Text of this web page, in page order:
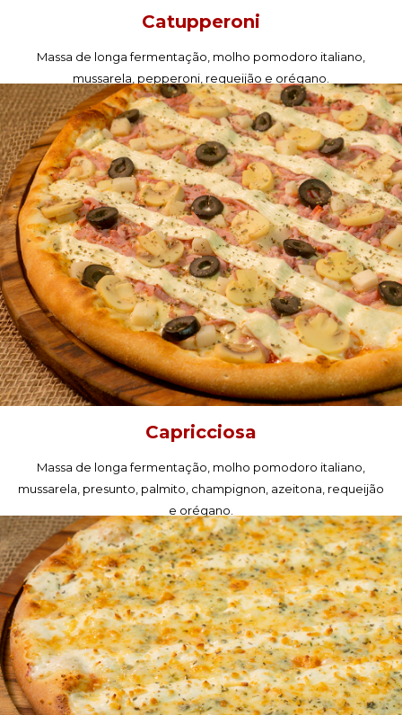
Catupperoni
Massa de longa fermentação, molho pomodoro italiano,
mussarela, pepperoni, requeijão e orégano.
PEÇA AGORA!
Capricciosa
Massa de longa fermentação, molho pomodoro italiano,
mussarela, presunto, palmito, champignon, azeitona, requeijão
e orégano.
PEÇA AGORA!